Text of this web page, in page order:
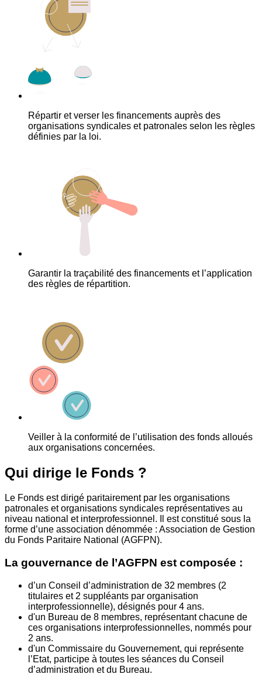
Répartir et verser les financements auprès des
organisations syndicales et patronales selon les règles
définies par la loi.
Garantir la traçabilité des financements et l’application
des règles de répartition.
Veiller à la conformité de l’utilisation des fonds alloués
aux organisations concernées.
Qui dirige le Fonds ?
Le Fonds est dirigé paritairement par les organisations
patronales et organisations syndicales représentatives au
niveau national et interprofessionnel. Il est constitué sous la
forme d’une association dénommée : Association de Gestion
du Fonds Paritaire National (AGFPN).
La gouvernance de l’AGFPN est composée :
d’un Conseil d’administration de 32 membres (2
titulaires et 2 suppléants par organisation
interprofessionnelle), désignés pour 4 ans.
d'un Bureau de 8 membres, représentant chacune de
ces organisations interprofessionnelles, nommés pour
2 ans.
d'un Commissaire du Gouvernement, qui représente
l’Etat, participe à toutes les séances du Conseil
d’administration et du Bureau.